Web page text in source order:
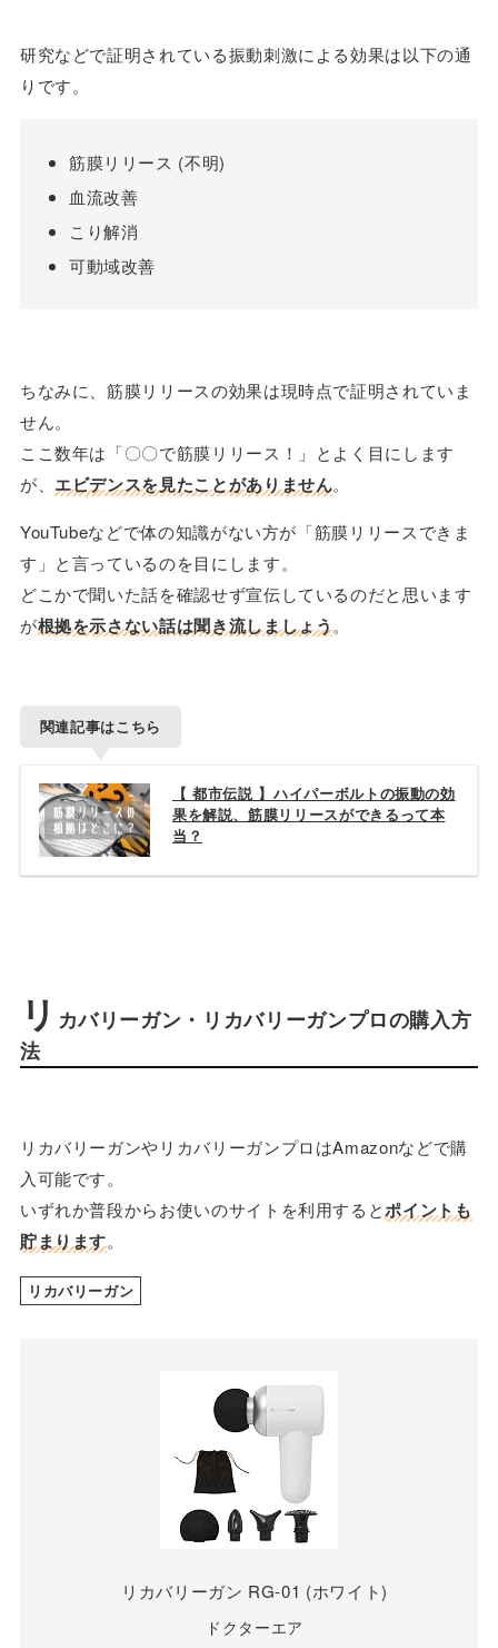
研究などで証明されている振動刺激による効果は以下の通
りです。
筋膜リリース (不明)
血流改善
こり解消
可動域改善
ちなみに、筋膜リリースの効果は現時点で証明されていま
せん。
ここ数年は「〇〇で筋膜リリース！」とよく目にします
が、 エビデンスを見たことがありません。
YouTubeなどで体の知識がない方が「筋膜リリースできま
す」と言っているのを目にします。
どこかで聞いた話を確認せず宣伝しているのだと思います
が根拠を示さない話は聞き流しましょう。
関連記事はこちら
【 都市伝説 】ハイパーボルトの振動の効
果を解説、筋膜リリースができるって本
当？
リ カバリーガン・リカバリーガンプロの購入方
法
リカバリーガンやリカバリーガンプロはAmazonなどで購
入可能です。
いずれか普段からお使いのサイトを利用するとポイントも
貯まります。
リカバリーガン
リカバリーガン RG-01 (ホワイト)
ドクターエア